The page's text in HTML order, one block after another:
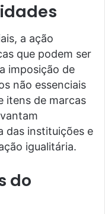
a ação
que podem ser
imposição de
não essenciais
itens de marcas
das instituições e
igualitária.
do